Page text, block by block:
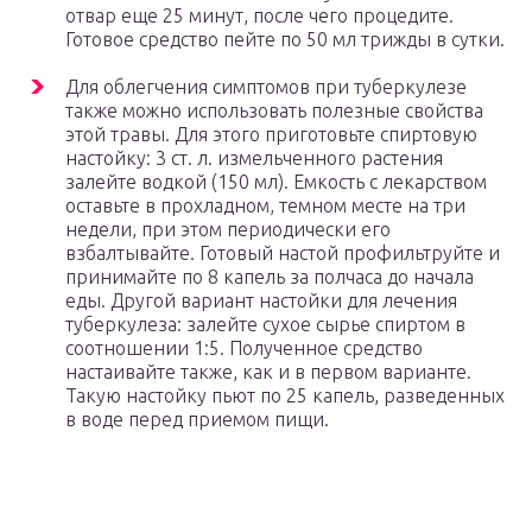
отвар еще 25 минут, после чего процедите.
Готовое средство пейте по 50 мл трижды в сутки.
Для облегчения симптомов при туберкулезе
также можно использовать полезные свойства
этой травы. Для этого приготовьте спиртовую
настойку: 3 ст. л. измельченного растения
залейте водкой (150 мл). Емкость с лекарством
оставьте в прохладном, темном месте на три
недели, при этом периодически его
взбалтывайте. Готовый настой профильтруйте и
принимайте по 8 капель за полчаса до начала
еды. Другой вариант настойки для лечения
туберкулеза: залейте сухое сырье спиртом в
соотношении 1:5. Полученное средство
настаивайте также, как и в первом варианте.
Такую настойку пьют по 25 капель, разведенных
в воде перед приемом пищи.